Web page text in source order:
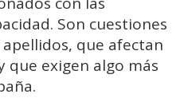
Son cuestiones
que afectan
que exigen algo más